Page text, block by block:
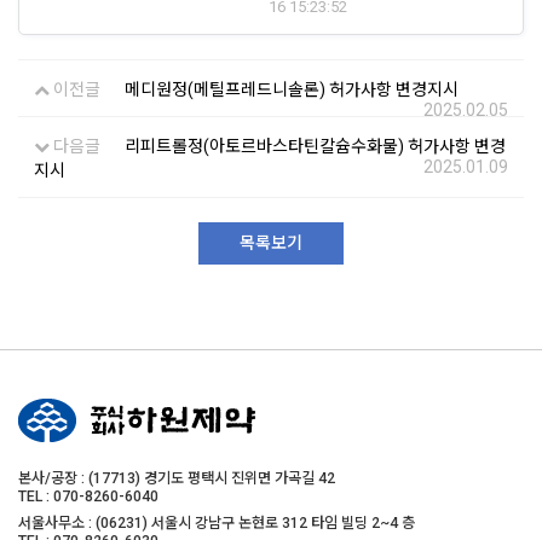
16 15:23:52
이전글
메디원정(메틸프레드니솔론) 허가사항 변경지시
2025.02.05
다음글
리피트롤정(아토르바스타틴칼슘수화물) 허가사항 변경
지시
2025.01.09
목록보기
본사/공장 : (17713) 경기도 평택시 진위면 가곡길 42
TEL : 070-8260-6040
서울사무소 : (06231) 서울시 강남구 논현로 312 타임 빌딩 2~4 층